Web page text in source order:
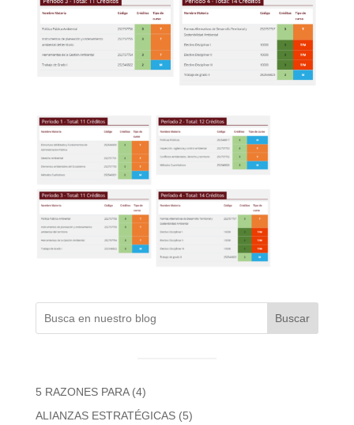
Buscar
5 RAZONES PARA(4)
ALIANZAS ESTRATÉGICAS(5)